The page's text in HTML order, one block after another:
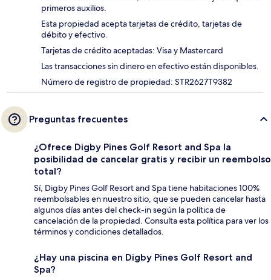
primeros auxilios.
Esta propiedad acepta tarjetas de crédito, tarjetas de
débito y efectivo.
Tarjetas de crédito aceptadas: Visa y Mastercard
Las transacciones sin dinero en efectivo están disponibles.
Número de registro de propiedad: STR2627T9382
Preguntas frecuentes
¿Ofrece Digby Pines Golf Resort and Spa la
posibilidad de cancelar gratis y recibir un reembolso
total?
Sí, Digby Pines Golf Resort and Spa tiene habitaciones 100%
reembolsables en nuestro sitio, que se pueden cancelar hasta
algunos días antes del check-in según la política de
cancelación de la propiedad. Consulta esta política para ver los
términos y condiciones detallados.
¿Hay una piscina en Digby Pines Golf Resort and
Spa?